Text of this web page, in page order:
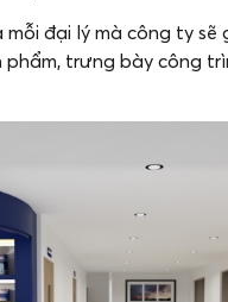
đại lý mà công ty sẽ
trưng bày công